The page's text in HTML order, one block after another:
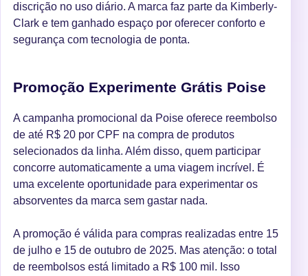
discrição no uso diário. A marca faz parte da Kimberly-
Clark e tem ganhado espaço por oferecer conforto e
segurança com tecnologia de ponta.
Promoção Experimente Grátis Poise
A campanha promocional da Poise oferece reembolso
de até R$ 20 por CPF na compra de produtos
selecionados da linha. Além disso, quem participar
concorre automaticamente a uma viagem incrível. É
uma excelente oportunidade para experimentar os
absorventes da marca sem gastar nada.
A promoção é válida para compras realizadas entre 15
de julho e 15 de outubro de 2025. Mas atenção: o total
de reembolsos está limitado a R$ 100 mil. Isso